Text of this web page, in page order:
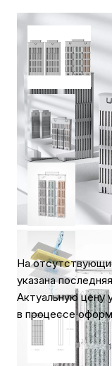
На
указана
Актуальную цену
в процессе